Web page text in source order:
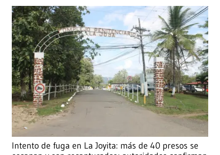
Intento de fuga en La Joyita: más de 40 presos se